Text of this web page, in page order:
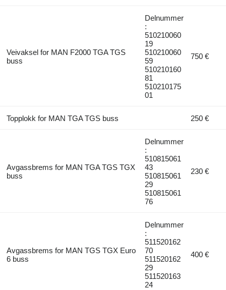
Veivaksel for MAN F2000 TGA TGS
buss
Delnummer
:
510210060
19
510210060
59
510210160
81
510210175
01
750 €
Topplokk for MAN TGA TGS buss 250 €
Avgassbrems for MAN TGA TGS TGX
buss
Delnummer
:
510815061
43
510815061
29
510815061
76
230 €
Avgassbrems for MAN TGS TGX Euro
6 buss
Delnummer
:
511520162
70
511520162
29
511520163
24
400 €